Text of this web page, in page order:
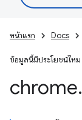
หน้าแรก Docs
ข้อมูลนี้มีประโยชน์ไหม
chrome.